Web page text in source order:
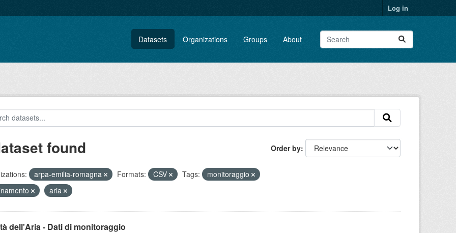
Log in
Datasets Organizations Groups About
Order by
found
arpa-emilia-romagna Formats: CSV Tags:
monitoraggio
aria
dell'Aria - Dati di monitoraggio